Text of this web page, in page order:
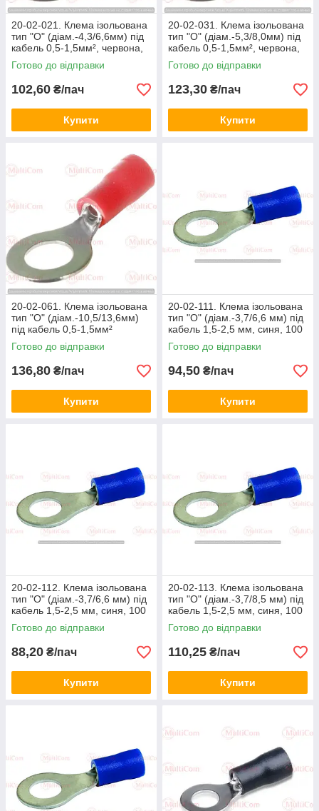
20-02-021. Клема ізольована
тип "О" (діам.-4,3/6,6мм) під
кабель 0,5-1,5мм², червона,
100 шт/пачка
Готово до відправки
102,60 ₴/пач
Купити
20-02-031. Клема ізольована
тип "О" (діам.-5,3/8,0мм) під
кабель 0,5-1,5мм², червона,
100 шт/пачка
Готово до відправки
123,30 ₴/пач
Купити
20-02-061. Клема ізольована
тип "О" (діам.-10,5/13,6мм)
під кабель 0,5-1,5мм²
червона, 100 шт/пачка
Готово до відправки
136,80 ₴/пач
Купити
20-02-111. Клема ізольована
тип "О" (діам.-3,7/6,6 мм) під
кабель 1,5-2,5 мм, синя, 100
шт/пачка
Готово до відправки
94,50 ₴/пач
Купити
20-02-112. Клема ізольована
тип "О" (діам.-3,7/6,6 мм) під
кабель 1,5-2,5 мм, синя, 100
шт/пачка
Готово до відправки
88,20 ₴/пач
Купити
20-02-113. Клема ізольована
тип "О" (діам.-3,7/8,5 мм) під
кабель 1,5-2,5 мм, синя, 100
шт/пачка
Готово до відправки
110,25 ₴/пач
Купити